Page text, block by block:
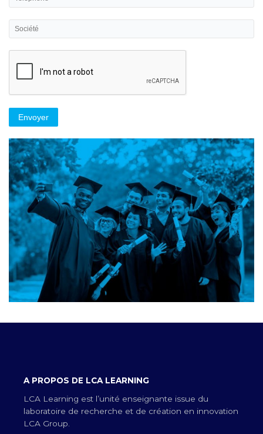
A PROPOS DE LCA LEARNING
LCA Learning est l’unité enseignante issue du
laboratoire de recherche et de création en innovation
LCA Group.